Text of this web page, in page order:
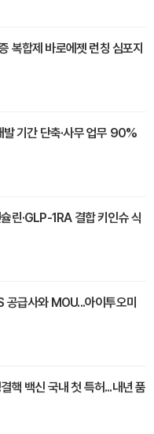
복합제 바로에젯 런칭 심포지
발 기간 단축·사무 업무 90%
린·GLP-1RA 결합 키인슈 식
공급사와 MOU...아이투오미
핵 백신 국내 첫 특허...내년 품